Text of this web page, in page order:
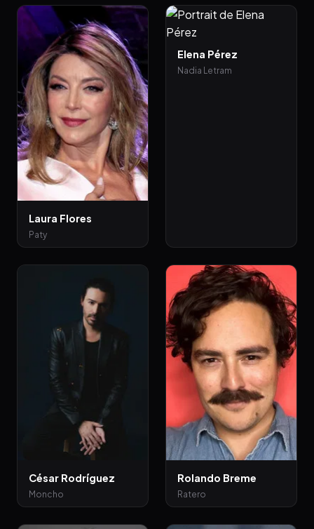
Laura Flores
Paty
Elena Pérez
Nadia Letram
César Rodríguez
Moncho
Rolando Breme
Ratero